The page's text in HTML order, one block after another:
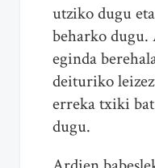
utziko dugu
beharko
eginda
deituriko
erreka txiki
dugu.